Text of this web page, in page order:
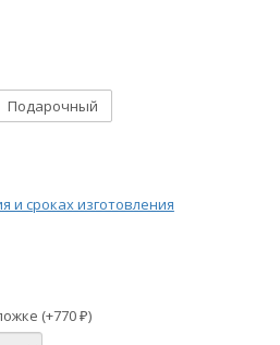
Подарочный
и сроках изготовления
(+770 ₽)